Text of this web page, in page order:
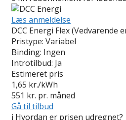
Læs anmeldelse
DCC Energi Flex (Vedvarende
Pristype: Variabel
Binding: Ingen
Introtilbud: Ja
Estimeret pris
1,65 kr./kWh
551 kr. pr. måned
Gå til tilbud
i Hvordan er prisen udregnet?